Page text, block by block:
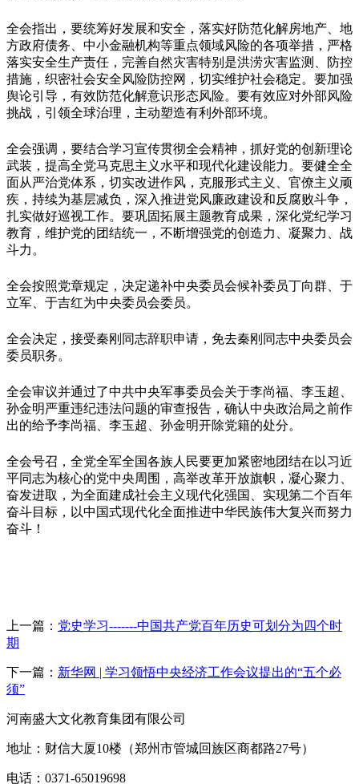
全会指出，要统筹好发展和安全，落实好防范化解房地产、地
方政府债务、中小金融机构等重点领域风险的各项举措，严格
落实安全生产责任，完善自然灾害特别是洪涝灾害监测、防控
措施，织密社会安全风险防控网，切实维护社会稳定。要加强
舆论引导，有效防范化解意识形态风险。要有效应对外部风险
挑战，引领全球治理，主动塑造有利外部环境。
全会强调，要结合学习宣传贯彻全会精神，抓好党的创新理论
武装，提高全党马克思主义水平和现代化建设能力。要健全全
面从严治党体系，切实改进作风，克服形式主义、官僚主义顽
疾，持续为基层减负，深入推进党风廉政建设和反腐败斗争，
扎实做好巡视工作。要巩固拓展主题教育成果，深化党纪学习
教育，维护党的团结统一，不断增强党的创造力、凝聚力、战
斗力。
全会按照党章规定，决定递补中央委员会候补委员丁向群、于
立军、于吉红为中央委员会委员。
全会决定，接受秦刚同志辞职申请，免去秦刚同志中央委员会
委员职务。
全会审议并通过了中共中央军事委员会关于李尚福、李玉超、
孙金明严重违纪违法问题的审查报告，确认中央政治局之前作
出的给予李尚福、李玉超、孙金明开除党籍的处分。
全会号召，全党全军全国各族人民要更加紧密地团结在以习近
平同志为核心的党中央周围，高举改革开放旗帜，凝心聚力、
奋发进取，为全面建成社会主义现代化强国、实现第二个百年
奋斗目标，以中国式现代化全面推进中华民族伟大复兴而努力
奋斗！
上一篇： 党史学习-------中国共产党百年历史可划分为四个时
期
下一篇： 新华网 | 学习领悟中央经济工作会议提出的“五个必
须”
河南盛大文化教育集团有限公司
地址：财信大厦10楼（郑州市管城回族区商都路27号）
电话：0371-65019698